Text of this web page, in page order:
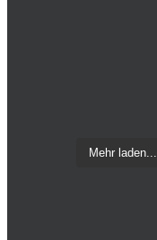
Mehr laden...